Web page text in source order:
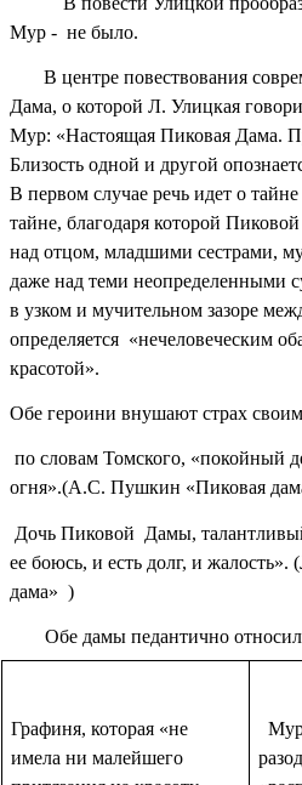
Мур - не было.
В центре повествования
Дама, о которой Л. Улицкая
Мур: «Настоящая Пиковая Дама.
Близость одной и другой
В первом случае речь идет о
тайне, благодаря которой
над отцом, младшими сестрами,
даже над теми неопределенными
в узком и мучительном зазоре
определяется «нечеловеческим
красотой».
Обе героини внушают страх
по словам Томского, «покойный
огня».(А.С. Пушкин «Пиковая
Дочь Пиковой Дамы,
ее боюсь, и есть долг, и
дама» )
Обе дамы педантично
Графиня, которая «не
имела ни малейшего
Мур